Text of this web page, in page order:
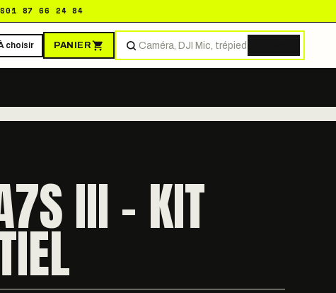
01 87 66 24 84
choisir PANIER
III - KIT